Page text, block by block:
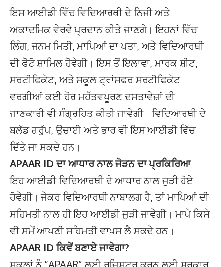
ਇਸ ਆਈਡੀ ਵਿੱਚ ਵਿਦਿਆਰਥੀ ਦੇ ਨਿਜੀ ਅਤੇ
ਅਕਾਦਮਿਕ ਵੇਰਵੇ ਪ੍ਰਦਾਨ ਕੀਤੇ ਜਾਣਗੇ। ਇਹਨਾਂ ਵਿੱਚ
ਲਿੰਗ, ਜਨਮ ਮਿਤੀ, ਮਾਪਿਆਂ ਦਾ ਪਤਾ, ਅਤੇ ਵਿਦਿਆਰਥੀ
ਦੀ ਫੋਟੋ ਸ਼ਾਮਿਲ ਹੋਵੇਗੀ। ਇਸ ਤੋਂ ਇਲਾਵਾ, ਮਾਰਕ ਸ਼ੀਟ,
ਸਰਟੀਫਿਕੇਟ, ਅਤੇ ਸਕੂਲ ਟ੍ਰਾਂਸਫਰ ਸਰਟੀਫਿਕੇਟ
ਵਰਗੀਆਂ ਕਈ ਹੋਰ ਮਹੱਤਵਪੂਰਣ ਦਸਤਾਵੇਜ਼ਾਂ ਦੀ
ਜਾਣਕਾਰੀ ਵੀ ਸੰਗ੍ਰਹਿਤ ਕੀਤੀ ਜਾਵੇਗੀ। ਵਿਦਿਆਰਥੀ ਦੇ
ਬਲੱਡ ਗਰੁੱਪ, ਉਚਾਈ ਅਤੇ ਭਾਰ ਵੀ ਇਸ ਆਈਡੀ ਵਿੱਚ
ਦਿੱਤੇ ਜਾ ਸਕਦੇ ਹਨ।
APAAR ID ਦਾ ਆਧਾਰ ਨਾਲ ਜੋੜਨ ਦਾ ਪ੍ਰਕਿਰਿਆ
ਇਹ ਆਈਡੀ ਵਿਦਿਆਰਥੀ ਦੇ ਆਧਾਰ ਨਾਲ ਜੁੜੀ ਹੋਏ
ਹੋਵੇਗੀ। ਜੇਕਰ ਵਿਦਿਆਰਥੀ ਨਾਬਾਲਗ ਹੈ, ਤਾਂ ਮਾਪਿਆਂ ਦੀ
ਸਹਿਮਤੀ ਨਾਲ ਹੀ ਇਹ ਆਈਡੀ ਜੁੜੀ ਜਾਵੇਗੀ। ਮਾਪੇ ਕਿਸੇ
ਵੀ ਸਮੇਂ ਆਪਣੀ ਸਹਿਮਤੀ ਵਾਪਸ ਲੈ ਸਕਦੇ ਹਨ।
APAAR ID ਕਿਵੇਂ ਬਣਾਏ ਜਾਵੇਗਾ?
ਸਕੂਲਾਂ ਨੂੰ “APAAR” ਲਈ ਰਜਿਸਟਰ ਕਰਨ ਲਈ ਸਰਕਾਰ